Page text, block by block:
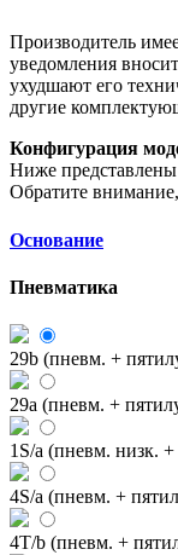
Производитель
уведомления
ухудшают его
другие
Конфигурация
Ниже
Обратите
Основание
Пневматика
29b (пневм. +
29a (пневм. +
1S/a (пневм. низк.
4S/a (пневм. +
4T/b (пневм. +